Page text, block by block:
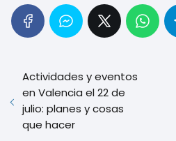
Actividades y eventos
en Valencia el 22 de
julio: planes y cosas
que hacer